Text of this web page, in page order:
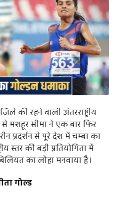
की रहने वाली अंतरराष्ट्रीय
मशहूर सीमा ने एक बार फिर
प्रदर्शन से पूरे देश में चम्बा का
स्तर की बड़ी प्रतियोगिता में
का लोहा मनवाया है।
गोल्ड